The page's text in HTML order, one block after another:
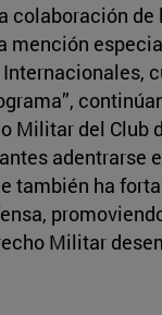
colaboración de
mención
Militar del Club
adentrarse
también ha
Militar